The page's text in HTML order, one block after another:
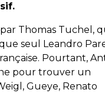
Thomas Tuchel,
seul Leandro
Pourtant,
pour trouver un
Gueye, Renato